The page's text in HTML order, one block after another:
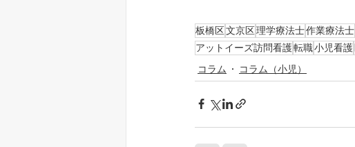
板橋区文京区理学療法士作業療法士
アットイーズ訪問看護転職小児看護
コラム
コラム（小児）